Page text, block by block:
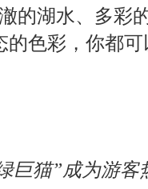
的湖水、多彩
色彩，你都可
巨猫”成为游客